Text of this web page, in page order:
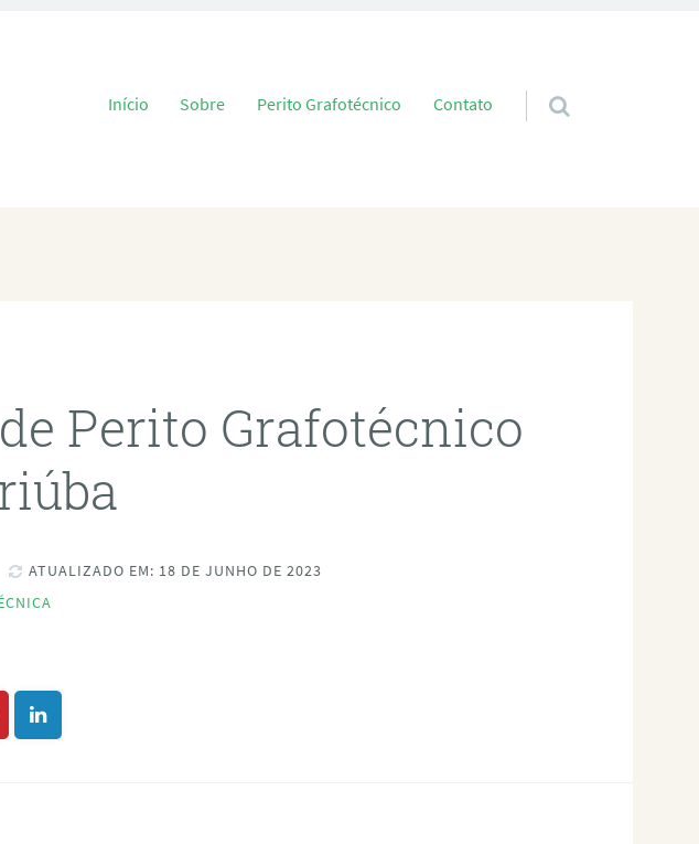
Pular para o conteúdo
Início Sobre Perito Grafotécnico Contato
Perito Grafotécnico
ATUALIZADO EM: 18 DE JUNHO DE 2023